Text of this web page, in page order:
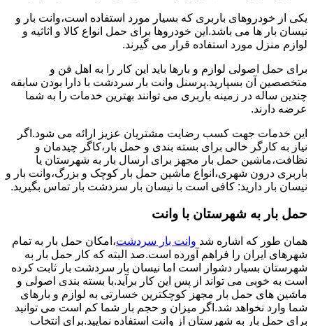
یکی از خودروهای باربری که بسیار مورد استفاده است،وانت بار و
نیسان بار ها می باشد.این خودروها برای حمل انواع کالا و اثاثیه و
لوازم منزل مورد استفاده قرار می گیرند.
برای حمل اصولی لوازم و بارها باید این کار را به اهل فن و
متخصصین آن بسپارید.پرسنل وانت بار سردشت با دارا بودن سابقه
چندین ساله در زمینه باربری می توانند بهترین خدمات را به شما
عرضه دارند.
این خدمات جهت کسب رضایت مشتریان عزیز ارائه می شود.اگر
نیاز به کارگر خالی برای بسته بندی و حمل بار،کاگر چیدمان و
نظافت،ماشین حمل بار مجهز برای ارسال بار به شهرستان یا
باربری درون شهری،انواع ماشین حمل بار کوچک و بزرگ،وانت بار و
نیسان بار دارید: کافی است با نیسان بار سردشت بار تماس بگیرید.
حمل بار به شهرستان با وانت
همان طور که اشاره شد وانت بار سردشت،امکان حمل بار به تمام
شهرهای ایران را فراهم آورده است.صد البته که کار حمل بار به
شهرستان بسیار دشوار است اما نیسان بار سردشت بار ثابت کرده
است به خوبی می تواند از پس این کار برآید.با بسته بندی اصولی و
ماشین های حمل بار مجهز کوچکترین خسارتی به لوازم و بارهای
شما وارد نخواهد شد.اگر میزان و حجم بار شما کم است می توانید
برای حمل بار به شهرستان از وانت استفاده نمایید.برای انتخاب